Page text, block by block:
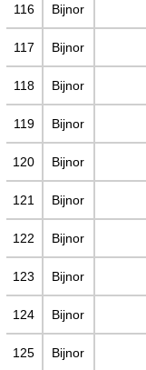
116 Bijnor
117 Bijnor
118 Bijnor
119 Bijnor
120 Bijnor
121 Bijnor
122 Bijnor
123 Bijnor
124 Bijnor
125 Bijnor